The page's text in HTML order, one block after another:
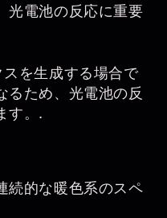
光電池の反応に重要
を生成する場合で
るため、光電池の反
す。.
続的な暖色系のスペ